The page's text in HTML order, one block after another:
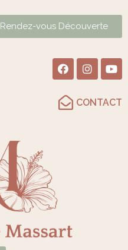
Rendez-vous Découverte
CONTACT